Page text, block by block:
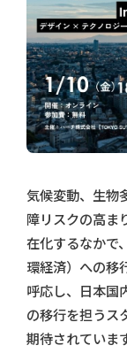
気候変動、生物
障リスクの高ま
在化するなかで
環経済）への移
呼応し、日本国
の移行を担うス
期待されていま